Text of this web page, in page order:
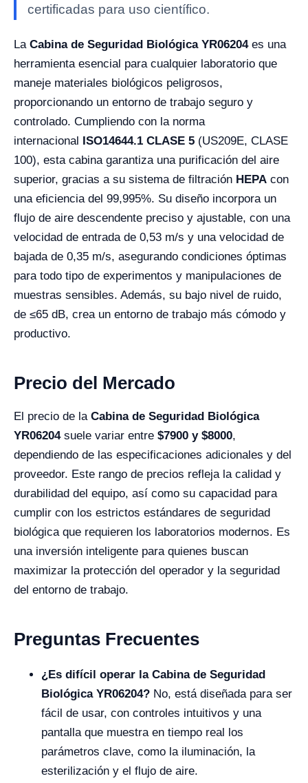
certificadas para uso científico.
La Cabina de Seguridad Biológica YR06204es una
herramienta esencial para cualquier laboratorio que
maneje materiales biológicos peligrosos,
proporcionando un entorno de trabajo seguro y
controlado. Cumpliendo con la norma
internacional ISO14644.1 CLASE 5 (US209E, CLASE
100), esta cabina garantiza una purificación del aire
superior, gracias a su sistema de filtración HEPA con
una eficiencia del 99,995%. Su diseño incorpora un
flujo de aire descendente preciso y ajustable, con una
velocidad de entrada de 0,53 m/s y una velocidad de
bajada de 0,35 m/s, asegurando condiciones óptimas
para todo tipo de experimentos y manipulaciones de
muestras sensibles. Además, su bajo nivel de ruido,
de ≤65 dB, crea un entorno de trabajo más cómodo y
productivo.
Precio del Mercado
El precio de la Cabina de Seguridad Biológica
YR06204suele variar entre $7900 y $8000,
dependiendo de las especificaciones adicionales y del
proveedor. Este rango de precios refleja la calidad y
durabilidad del equipo, así como su capacidad para
cumplir con los estrictos estándares de seguridad
biológica que requieren los laboratorios modernos. Es
una inversión inteligente para quienes buscan
maximizar la protección del operador y la seguridad
del entorno de trabajo.
Preguntas Frecuentes
¿Es difícil operar la Cabina de Seguridad
Biológica YR06204? No, está diseñada para ser
fácil de usar, con controles intuitivos y una
pantalla que muestra en tiempo real los
parámetros clave, como la iluminación, la
esterilización y el flujo de aire.